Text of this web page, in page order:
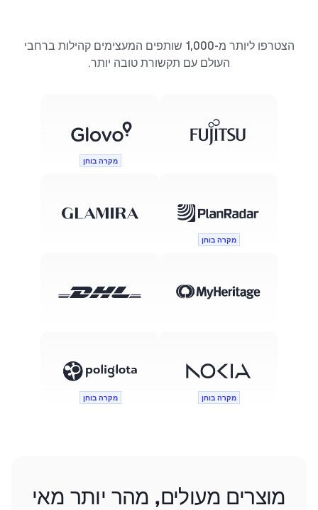
הצטרפו ליותר מ-1,000 שותפים המעצימים קהילות ברחבי
העולם עם תקשורת טובה יותר.
מקרה בוחן
מקרה בוחן
מקרה בוחן מקרה בוחן
מוצרים מעולים, מהר יותר מאי